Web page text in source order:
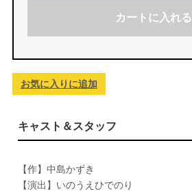
カートに入れる
お気に入りに追加
キャスト＆スタッフ
【作】中島かずき
【演出】いのうえひでのり